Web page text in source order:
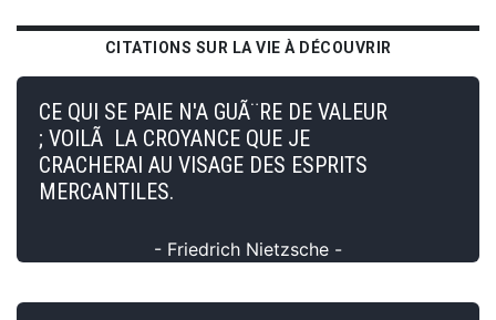
CITATIONS SUR LA VIE À DÉCOUVRIR
CE QUI SE PAIE N'A GUÃ¨RE DE VALEUR
; VOILÃ LA CROYANCE QUE JE
CRACHERAI AU VISAGE DES ESPRITS
MERCANTILES.
- Friedrich Nietzsche -